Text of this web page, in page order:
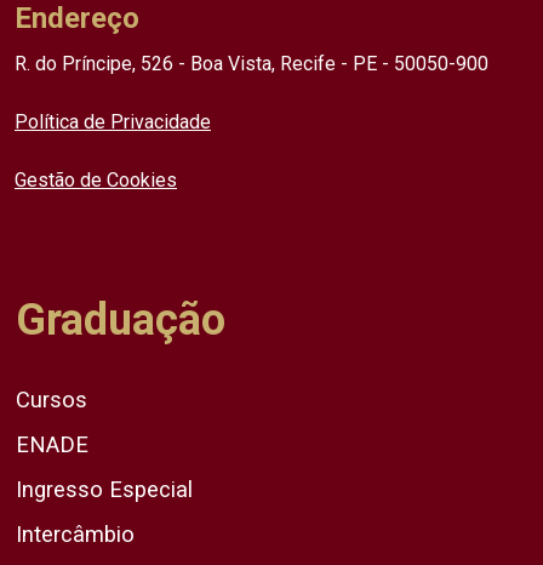
Endereço
R. do Príncipe, 526 - Boa Vista, Recife - PE - 50050-900
Política de Privacidade
Gestão de Cookies
Graduação
Cursos
ENADE
Ingresso Especial
Intercâmbio